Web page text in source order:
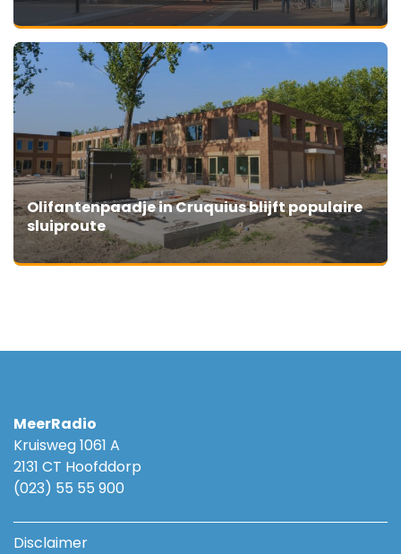
Olifantenpaadje in Cruquius blijft populaire
sluiproute
MeerRadio
Kruisweg 1061 A
2131 CT Hoofddorp
(023) 55 55 900
Disclaimer